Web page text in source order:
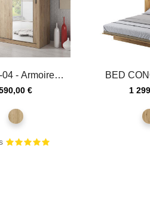
- Armoire
2 portes en
€
chêne
shetland
BED
Prix
1